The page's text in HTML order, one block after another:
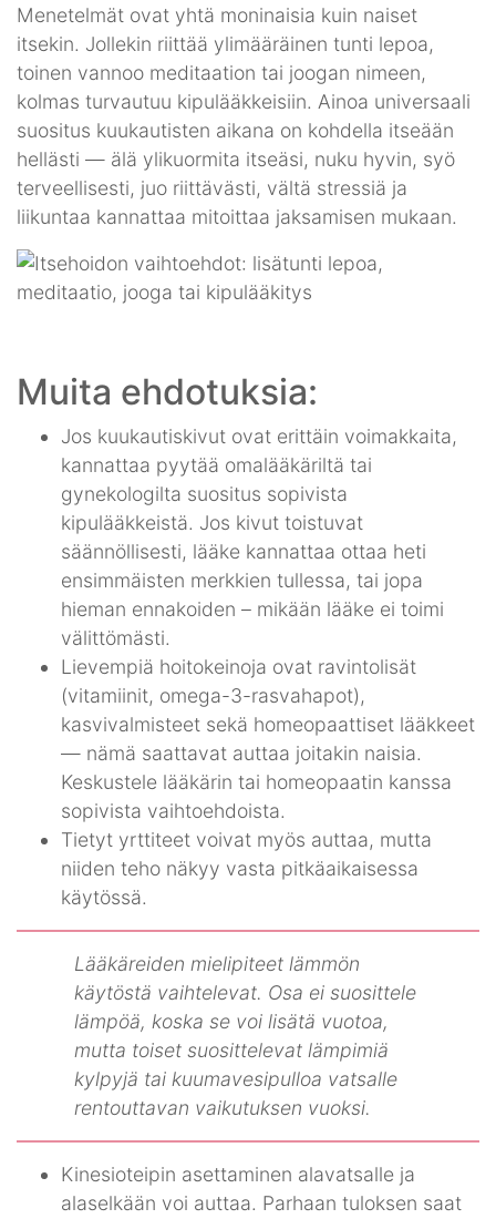
Menetelmät ovat yhtä moninaisia kuin naiset
itsekin. Jollekin riittää ylimääräinen tunti lepoa,
toinen vannoo meditaation tai joogan nimeen,
kolmas turvautuu kipulääkkeisiin. Ainoa universaali
suositus kuukautisten aikana on kohdella itseään
hellästi — älä ylikuormita itseäsi, nuku hyvin, syö
terveellisesti, juo riittävästi, vältä stressiä ja
liikuntaa kannattaa mitoittaa jaksamisen mukaan.
Muita ehdotuksia:
Jos kuukautiskivut ovat erittäin voimakkaita,
kannattaa pyytää omalääkäriltä tai
gynekologilta suositus sopivista
kipulääkkeistä. Jos kivut toistuvat
säännöllisesti, lääke kannattaa ottaa heti
ensimmäisten merkkien tullessa, tai jopa
hieman ennakoiden – mikään lääke ei toimi
välittömästi.
Lievempiä hoitokeinoja ovat ravintolisät
(vitamiinit, omega-3-rasvahapot),
kasvivalmisteet sekä homeopaattiset lääkkeet
— nämä saattavat auttaa joitakin naisia.
Keskustele lääkärin tai homeopaatin kanssa
sopivista vaihtoehdoista.
Tietyt yrttiteet voivat myös auttaa, mutta
niiden teho näkyy vasta pitkäaikaisessa
käytössä.
Lääkäreiden mielipiteet lämmön
käytöstä vaihtelevat. Osa ei suosittele
lämpöä, koska se voi lisätä vuotoa,
mutta toiset suosittelevat lämpimiä
kylpyjä tai kuumavesipulloa vatsalle
rentouttavan vaikutuksen vuoksi.
Kinesioteipin asettaminen alavatsalle ja
alaselkään voi auttaa. Parhaan tuloksen saat